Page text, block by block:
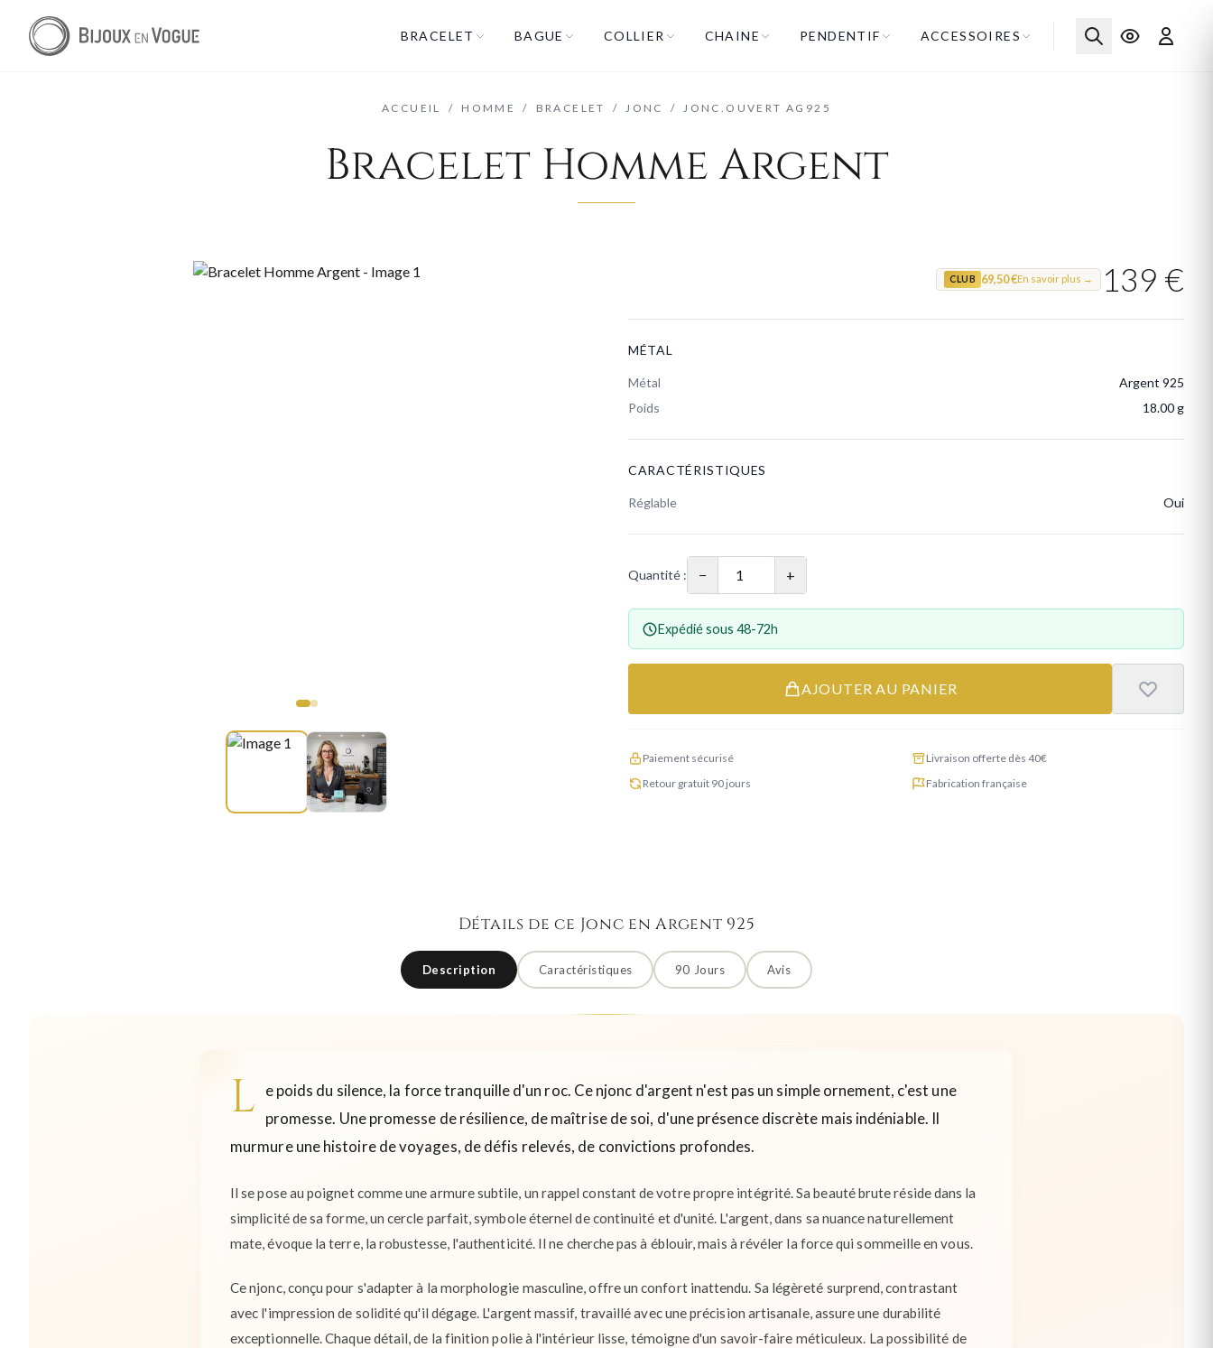
BRACELET BAGUE COLLIER CHAINE PENDENTIF ACCESSOIRES
ACCUEIL / HOMME / BRACELET / JONC / JONC.OUVERT AG925
Bracelet Homme Argent
CLUB 69,50 €En savoir plus → 139 €
MÉTAL
Métal
Argent 925
Poids
18.00 g
CARACTÉRISTIQUES
Réglable Oui
Quantité : − +
Expédié sous 48-72h
AJOUTER AU PANIER
Paiement sécurisé
Livraison offerte dès 40€
Retour gratuit 90 jours
Fabrication française
Détails de ce Jonc en Argent 925
Description Caractéristiques 90 Jours Avis
L
e poids du silence, la force tranquille d'un roc. Ce njonc d'argent n'est pas un simple ornement, c'est une
promesse. Une promesse de résilience, de maîtrise de soi, d'une présence discrète mais indéniable. Il
murmure une histoire de voyages, de défis relevés, de convictions profondes.
Il se pose au poignet comme une armure subtile, un rappel constant de votre propre intégrité. Sa beauté brute réside dans la
simplicité de sa forme, un cercle parfait, symbole éternel de continuité et d'unité. L'argent, dans sa nuance naturellement
mate, évoque la terre, la robustesse, l'authenticité. Il ne cherche pas à éblouir, mais à révéler la force qui sommeille en vous.
Ce njonc, conçu pour s'adapter à la morphologie masculine, offre un confort inattendu. Sa légèreté surprend, contrastant
avec l'impression de solidité qu'il dégage. L'argent massif, travaillé avec une précision artisanale, assure une durabilité
exceptionnelle. Chaque détail, de la finition polie à l'intérieur lisse, témoigne d'un savoir-faire méticuleux. La possibilité de